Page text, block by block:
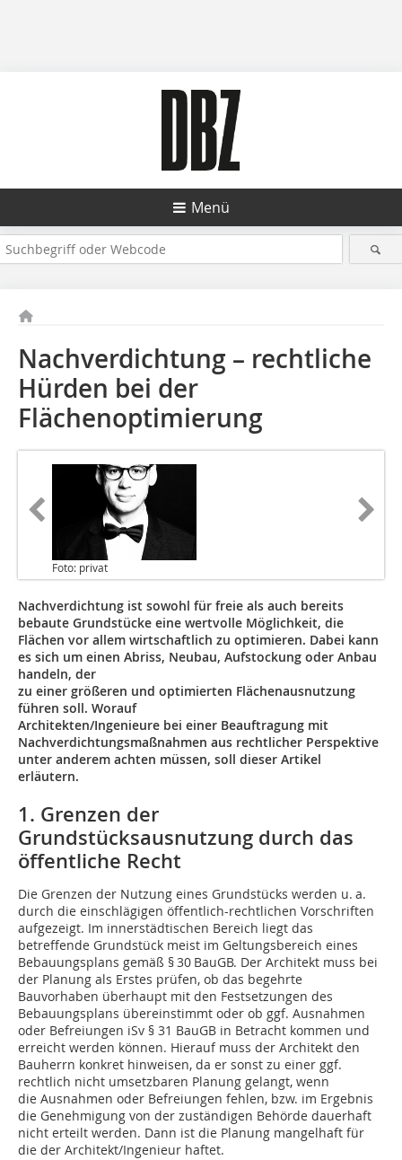
Menü
Nachverdichtung – rechtliche
Hürden bei der
Flächenoptimierung
Foto: privat
Nachverdichtung ist sowohl für freie als auch bereits
bebaute Grundstücke eine wertvolle Möglichkeit, die
Flächen vor allem wirtschaftlich zu optimieren. Dabei kann
es sich um einen Abriss, Neubau, Aufstockung oder Anbau
handeln, der
zu einer größeren und optimierten Flächenausnutzung
führen soll. Worauf
Architekten/Ingenieure bei einer Beauftragung mit
Nachverdichtungsmaßnahmen aus rechtlicher Perspektive
unter anderem achten müssen, soll dieser Artikel
erläutern.
1. Grenzen der
Grundstücksausnutzung durch das
öffentliche Recht
Die Grenzen der Nutzung eines Grundstücks werden u. a.
durch die einschlägigen öffentlich-rechtlichen Vorschriften
aufgezeigt. Im innerstädtischen Bereich liegt das
betreffende Grundstück meist im Geltungsbereich eines
Bebauungsplans gemäß § 30 BauGB. Der Architekt muss bei
der Planung als Erstes prüfen, ob das begehrte
Bauvorhaben überhaupt mit den Festsetzungen des
Bebauungsplans übereinstimmt oder ob ggf. Ausnahmen
oder Befreiungen iSv § 31 BauGB in Betracht kommen und
erreicht werden können. Hierauf muss der Architekt den
Bauherrn konkret hinweisen, da er sonst zu einer ggf.
rechtlich nicht umsetzbaren Planung gelangt, wenn
die Ausnahmen oder Befreiungen fehlen, bzw. im Ergebnis
die Genehmigung von der zuständigen Behörde dauerhaft
nicht erteilt werden. Dann ist die Planung mangelhaft für
die der Architekt/Ingenieur haftet.